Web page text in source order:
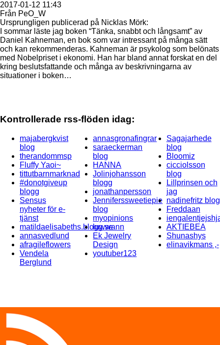
2017-01-12 11:43
Från PeO_W
Ursprungligen publicerad på Nicklas Mörk:
I sommar läste jag boken “Tänka, snabbt och långsamt” av
Daniel Kahneman, en bok som var intressant på många sätt
och kan rekommenderas. Kahneman är psykolog som belönats
med Nobelpriset i ekonomi. Han har bland annat forskat en del
kring beslutsfattande och många av beskrivningarna av
situationer i boken…
Kontrollerade rss-flöden idag:
majabergkvist
blog
therandommsp
Fluffy Yaoi~
tittutbarnmarknad
#donotgiveup
blogg
Sensus
nyheter för e-
tjänst
matildaelisabeths.blogg.se
annasvedlund
afragileflowers
Vendela
Berglund
annasgronafingrar
saraeckerman
blog
HANNA
Jolinjohansson
blogg
jonathanpersson
Jenniferssweetiepie
blog
myopinions
luwwann
Ek Jewelry
Design
youtuber123
Sagajarhede
blog
Bloomiz
cicciolsson
blog
Lillprinsen och
jag
nadinefritz blog
Freddaan
AKTIEBEA
Shunashys
elinavikmans ,-